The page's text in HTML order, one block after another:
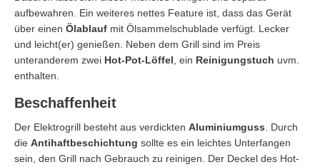
aufbewahren. Ein weiteres nettes Feature ist, dass das Gerät
über einen Ölablauf mit Ölsammelschublade verfügt. Lecker
und leicht(er) genießen. Neben dem Grill sind im Preis
unteranderem zwei Hot-Pot-Löffel, ein Reinigungstuch uvm.
enthalten.
Beschaffenheit
Der Elektrogrill besteht aus verdickten Aluminiumguss. Durch
die Antihaftbeschichtung sollte es ein leichtes Unterfangen
sein, den Grill nach Gebrauch zu reinigen. Der Deckel des Hot-